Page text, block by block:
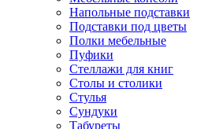
Напольные подставки
Подставки под цветы
Полки мебельные
Пуфики
Стеллажи для книг
Столы и столики
Стулья
Сундуки
Табуреты